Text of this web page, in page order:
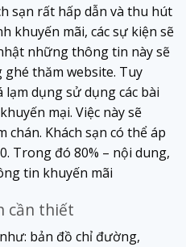
sạn rất hấp dẫn và thu hút
khuyến mãi, các sự kiện sẽ
những thông tin này sẽ
thăm website. Tuy
dụng sử dụng các bài
mại. Việc này sẽ
Khách sạn có thể áp
Trong đó 80% – nội dung,
tin khuyến mãi
cần thiết
bản đồ chỉ đường,